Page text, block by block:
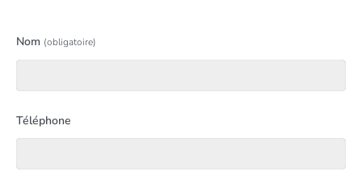
Nom (obligatoire)
Téléphone